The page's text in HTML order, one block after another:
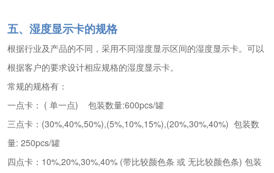
五、湿度显示卡的规格
根据行业及产品的不同，采用不同湿度显示区间的湿度显示卡。可以
根据客户的要求设计相应规格的湿度显示卡。
常规的规格有：
一点卡： ( 单一点) 包装数量:600pcs/罐
三点卡：(30%,40%,50%),(5%,10%,15%),(20%,30%,40%) 包装数
量: 250pcs/罐
四点卡：10%,20%,30%,40% (带比较颜色条 或 无比较颜色条) 包装